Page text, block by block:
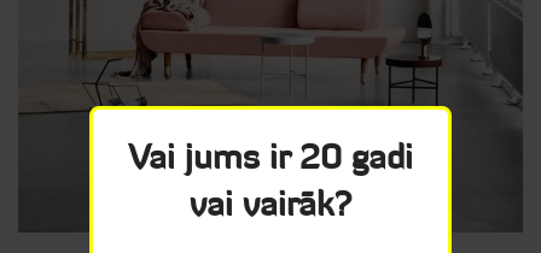
Vai jums ir 20 gadi
vai vairāk?